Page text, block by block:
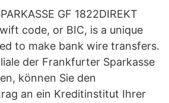
GF 1822DIREKT
code, or BIC, is a unique
to make bank wire transfers.
der Frankfurter Sparkasse
können Sie den
an ein Kreditinstitut Ihrer